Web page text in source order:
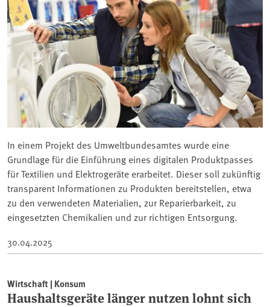
In einem Projekt des Umweltbundesamtes wurde eine
Grundlage für die Einführung eines digitalen Produktpasses
für Textilien und Elektrogeräte erarbeitet. Dieser soll zukünftig
transparent Informationen zu Produkten bereitstellen, etwa
zu den verwendeten Materialien, zur Reparierbarkeit, zu
eingesetzten Chemikalien und zur richtigen Entsorgung.
30.04.2025
Wirtschaft | Konsum
Haushaltsgeräte länger nutzen lohnt sich